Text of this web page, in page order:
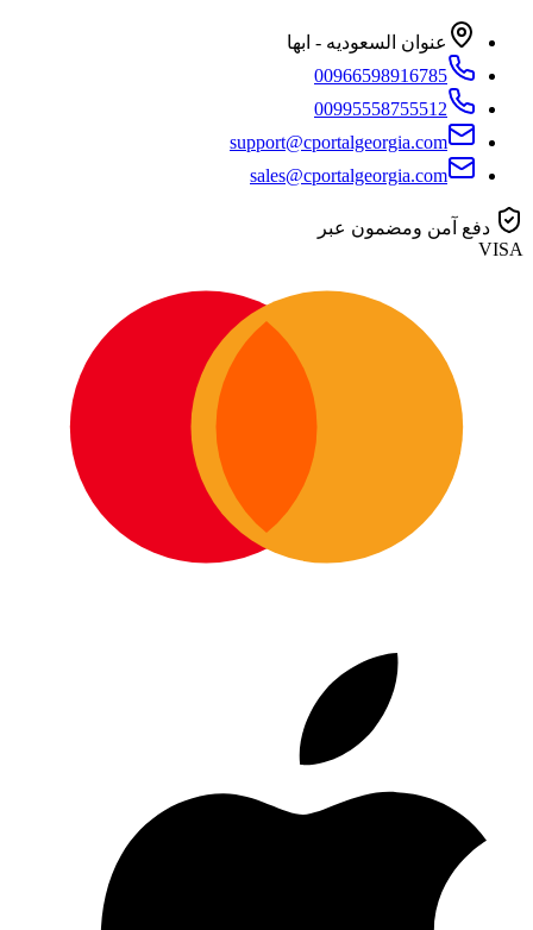
عنوان السعوديه - ابها
00966598916785
00995558755512
support@cportalgeorgia.com
sales@cportalgeorgia.com
دفع آمن ومضمون عبر
VISA